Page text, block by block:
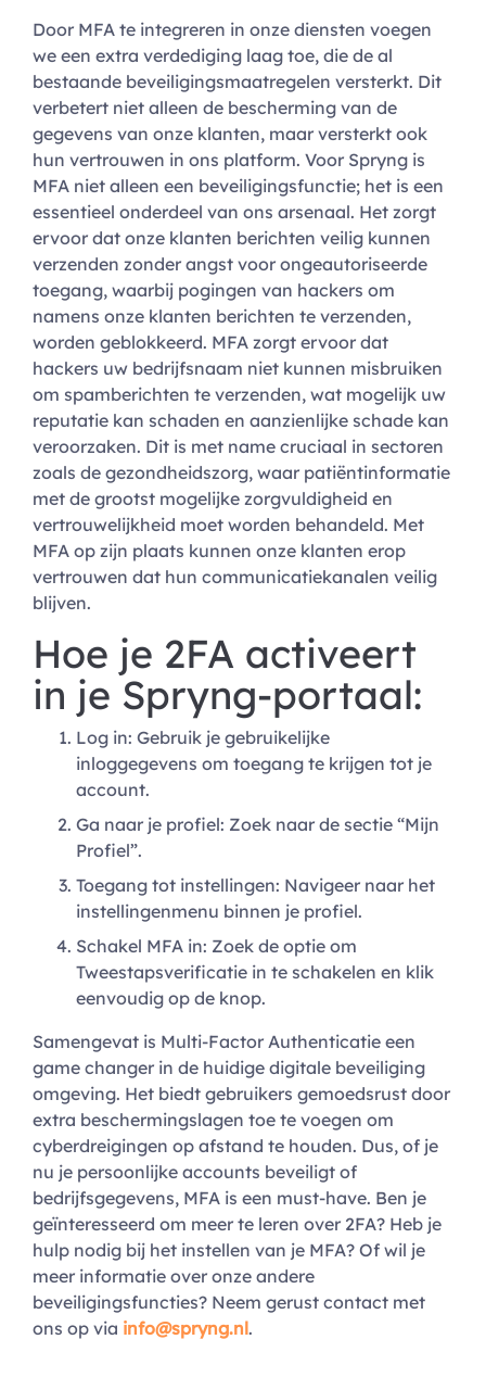
Door MFA te integreren in onze diensten voegen
we een extra verdediging laag toe, die de al
bestaande beveiligingsmaatregelen versterkt. Dit
verbetert niet alleen de bescherming van de
gegevens van onze klanten, maar versterkt ook
hun vertrouwen in ons platform. Voor Spryng is
MFA niet alleen een beveiligingsfunctie; het is een
essentieel onderdeel van ons arsenaal. Het zorgt
ervoor dat onze klanten berichten veilig kunnen
verzenden zonder angst voor ongeautoriseerde
toegang, waarbij pogingen van hackers om
namens onze klanten berichten te verzenden,
worden geblokkeerd. MFA zorgt ervoor dat
hackers uw bedrijfsnaam niet kunnen misbruiken
om spamberichten te verzenden, wat mogelijk uw
reputatie kan schaden en aanzienlijke schade kan
veroorzaken. Dit is met name cruciaal in sectoren
zoals de gezondheidszorg, waar patiëntinformatie
met de grootst mogelijke zorgvuldigheid en
vertrouwelijkheid moet worden behandeld. Met
MFA op zijn plaats kunnen onze klanten erop
vertrouwen dat hun communicatiekanalen veilig
blijven.
Hoe je 2FA activeert
in je Spryng-portaal:
Log in: Gebruik je gebruikelijke
inloggegevens om toegang te krijgen tot je
account.
Ga naar je profiel: Zoek naar de sectie “Mijn
Profiel”.
Toegang tot instellingen: Navigeer naar het
instellingenmenu binnen je profiel.
Schakel MFA in: Zoek de optie om
Tweestapsverificatie in te schakelen en klik
eenvoudig op de knop.
Samengevat is Multi-Factor Authenticatie een
game changer in de huidige digitale beveiliging
omgeving. Het biedt gebruikers gemoedsrust door
extra beschermingslagen toe te voegen om
cyberdreigingen op afstand te houden. Dus, of je
nu je persoonlijke accounts beveiligt of
bedrijfsgegevens, MFA is een must-have. Ben je
geïnteresseerd om meer te leren over 2FA? Heb je
hulp nodig bij het instellen van je MFA? Of wil je
meer informatie over onze andere
beveiligingsfuncties? Neem gerust contact met
ons op via info@spryng.nl.